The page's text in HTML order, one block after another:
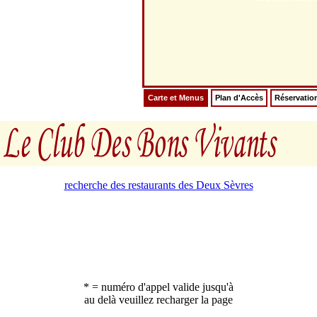
Carte et Menus Plan d'Accès
recherche des restaurants des Deux Sèvres
* = numéro d'appel valide jusqu'à
au delà veuillez recharger la page